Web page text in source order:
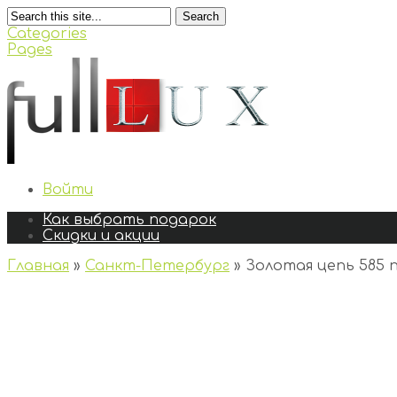
Search
Categories
Pages
Войти
Как выбрать подарок
Скидки и акции
Главная » Санкт-Петербург » Золотая цепь 585